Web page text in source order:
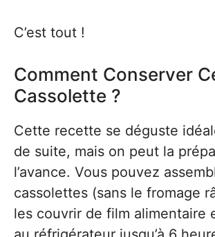
C’est tout !
Comment Conserver
Cassolette ?
Cette recette se déguste
de suite, mais on peut la
l’avance. Vous pouvez
cassolettes (sans le fromage
les couvrir de film alimentaire